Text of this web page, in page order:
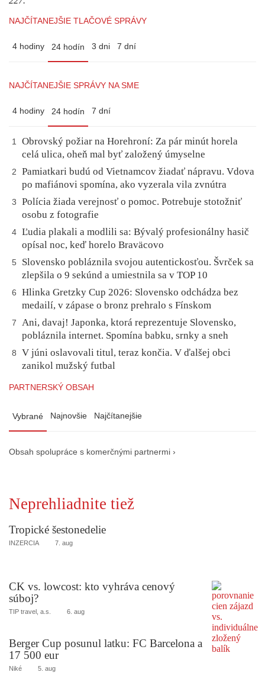
NAJČÍTANEJŠIE TLAČOVÉ SPRÁVY
4 hodiny 24 hodín 3 dni 7 dní
NAJČÍTANEJŠIE SPRÁVY NA SME
4 hodiny 24 hodín 7 dní
1
Obrovský požiar na Horehroní: Za pár minút horela
celá ulica, oheň mal byť založený úmyselne
2
Pamiatkari budú od Vietnamcov žiadať nápravu. Vdova
po mafiánovi spomína, ako vyzerala vila zvnútra
3
Polícia žiada verejnosť o pomoc. Potrebuje stotožniť
osobu z fotografie
4 Ľudia plakali a modlili sa: Bývalý profesionálny hasič
opísal noc, keď horelo Braväcovo
5
Slovensko pobláznila svojou autentickosťou. Švrček sa
zlepšila o 9 sekúnd a umiestnila sa v TOP 10
6
Hlinka Gretzky Cup 2026: Slovensko odchádza bez
medailí, v zápase o bronz prehralo s Fínskom
7
Ani, davaj! Japonka, ktorá reprezentuje Slovensko,
pobláznila internet. Spomína babku, srnky a sneh
8
V júni oslavovali titul, teraz končia. V ďalšej obci
zanikol mužský futbal
PARTNERSKÝ OBSAH
Vybrané Najnovšie Najčítanejšie
Obsah spolupráce s komerčnými partnermi ›
Neprehliadnite tiež
Tropické šestonedelie
INZERCIA 7. aug
CK vs. lowcost: kto vyhráva cenový
súboj?
TIP travel, a.s. 6. aug
Berger Cup posunul latku: FC Barcelona a
17 500 eur
Niké 5. aug